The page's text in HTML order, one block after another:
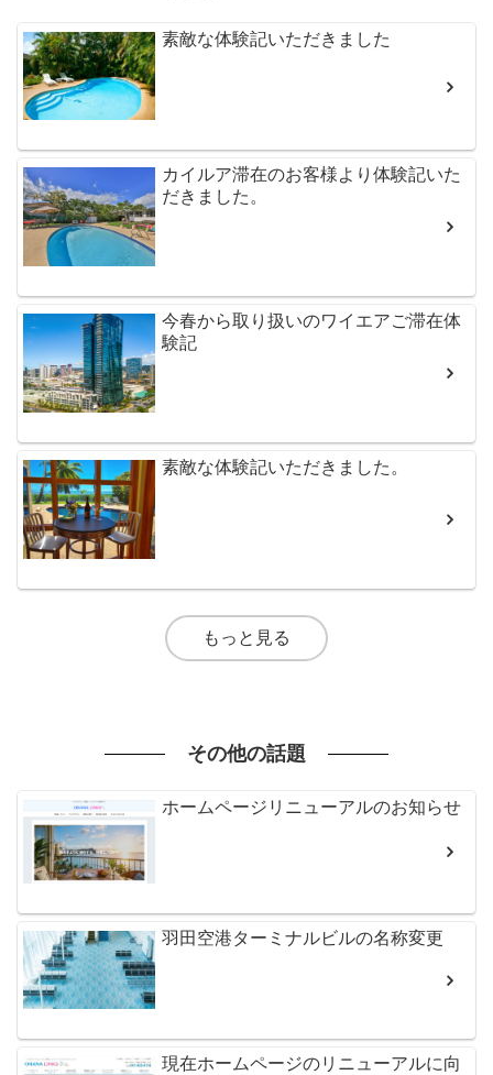
素敵な体験記いただきました
カイルア滞在のお客様より体験記いた
だきました。
今春から取り扱いのワイエアご滞在体
験記
素敵な体験記いただきました。
もっと見る
その他の話題
ホームページリニューアルのお知らせ
羽田空港ターミナルビルの名称変更
現在ホームページのリニューアルに向